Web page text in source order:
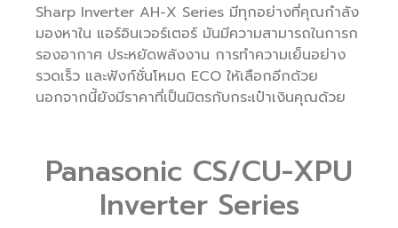
Sharp Inverter AH-X Series มีทุกอย่างที่คุณกำลัง
มองหาใน แอร์อินเวอร์เตอร์ มันมีความสามารถในการก
รองอากาศ ประหยัดพลังงาน การทำความเย็นอย่าง
รวดเร็ว และฟังก์ชั่นโหมด ECO ให้เลือกอีกด้วย
นอกจากนี้ยังมีราคาที่เป็นมิตรกับกระเป๋าเงินคุณด้วย
Panasonic CS/CU-XPU
Inverter Series